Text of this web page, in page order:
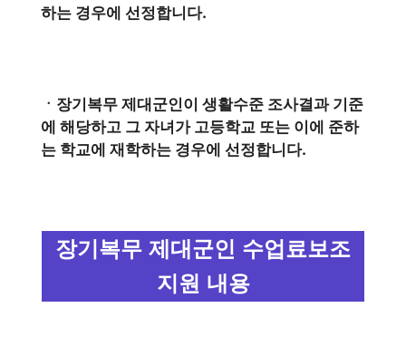
하는 경우에 선정합니다.
ㆍ장기복무 제대군인이 생활수준 조사결과 기준
에 해당하고 그 자녀가 고등학교 또는 이에 준하
는 학교에 재학하는 경우에 선정합니다.
장기복무 제대군인 수업료보조
지원 내용